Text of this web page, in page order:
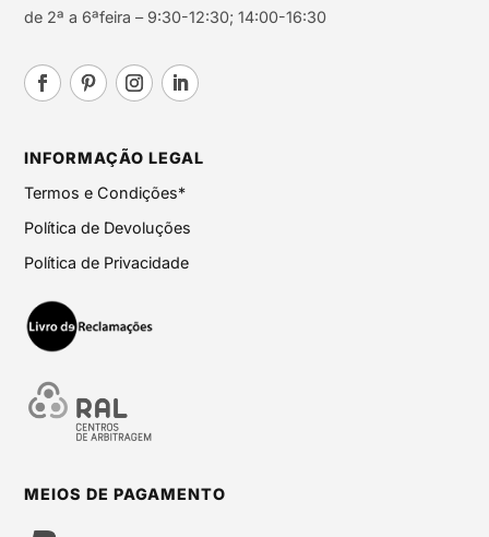
de 2ª a 6ªfeira – 9:30-12:30; 14:00-16:30
INFORMAÇÃO LEGAL
Termos e Condições*
Política de Devoluções
Política de Privacidade
MEIOS DE PAGAMENTO